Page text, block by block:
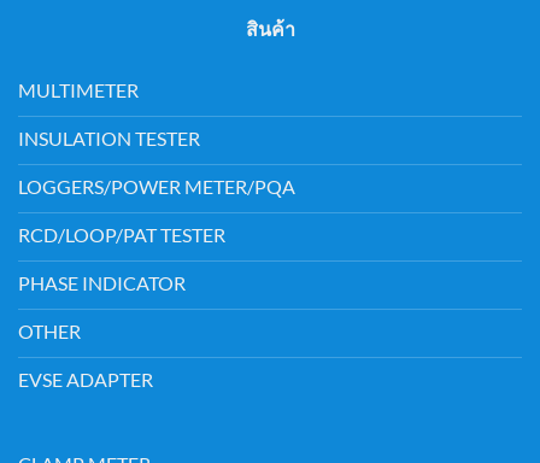
สินค้า
MULTIMETER
INSULATION TESTER
LOGGERS/POWER METER/PQA
RCD/LOOP/PAT TESTER
PHASE INDICATOR
OTHER
EVSE ADAPTER